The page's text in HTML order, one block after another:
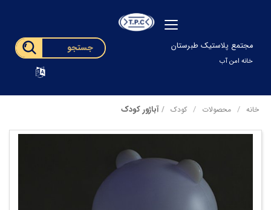
مجتمع پلاستیک طبرستان
خانه امن آب
خانه محصولات کودک آباژور کودک